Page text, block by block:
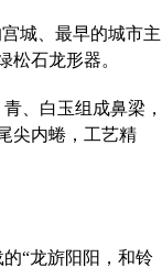
城、最早的城市主
石龙形器。
、白玉组成鼻梁，
尖内蜷，工艺精
“龙旂阳阳，和铃